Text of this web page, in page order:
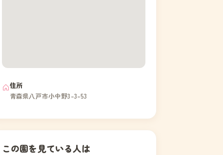
住所
青森県八戸市小中野3-3-53
この園を見ている人は